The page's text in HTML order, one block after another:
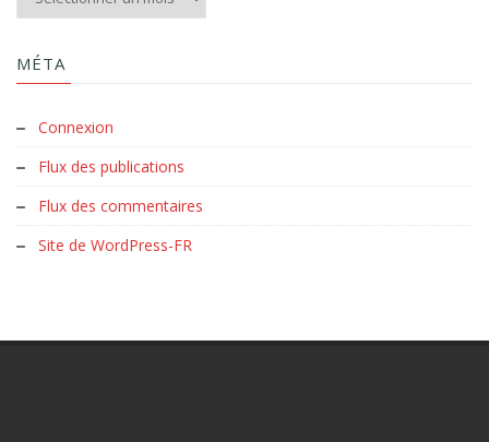
MÉTA
Connexion
Flux des publications
Flux des commentaires
Site de WordPress-FR